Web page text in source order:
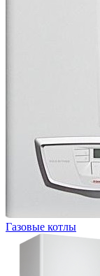
Газовые котлы